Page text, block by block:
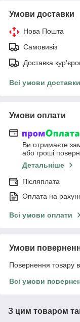
Умови доставки
Нова Пошта
Самовивіз
Доставка
Всі умови доставки
Умови оплати
Ви отримаєте
або гроші
Детальніше
Післяплата
Оплата на
Всі умови оплати
Умови
Повернення товару
Всі умови
З цим товаром